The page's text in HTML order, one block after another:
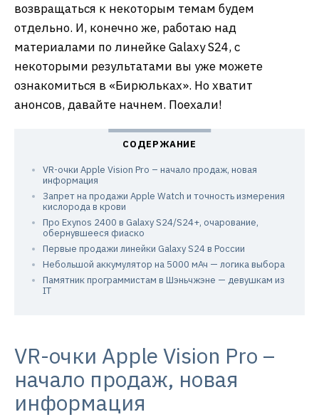
возвращаться к некоторым темам будем
отдельно. И, конечно же, работаю над
материалами по линейке Galaxy S24, с
некоторыми результатами вы уже можете
ознакомиться в «Бирюльках». Но хватит
анонсов, давайте начнем. Поехали!
VR-очки Apple Vision Pro – начало продаж, новая
информация
Запрет на продажи Apple Watch и точность измерения
кислорода в крови
Про Exynos 2400 в Galaxy S24/S24+, очарование,
обернувшееся фиаско
Первые продажи линейки Galaxy S24 в России
Небольшой аккумулятор на 5000 мАч — логика выбора
Памятник программистам в Шэньчжэне — девушкам из
IT
VR-очки Apple Vision Pro –
начало продаж, новая
информация